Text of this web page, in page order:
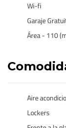
Wi-fi
Garaje
Área - 110
Aire
Lockers